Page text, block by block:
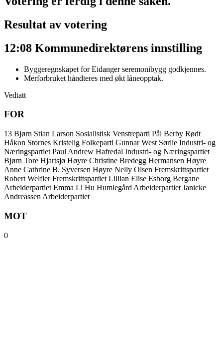
Resultat av votering
12:08 Kommunedirektørens innstilling
Byggeregnskapet for Eidanger seremonibygg godkjennes.
Merforbruket håndteres med økt låneopptak.
Vedtatt
FOR
13 Bjørn Stian Larson Sosialistisk Venstreparti Pål Berby Rødt
Håkon Stornes Kristelig Folkeparti Gunnar West Sørlie Industri- og
Næringspartiet Paul Andrew Hafredal Industri- og Næringspartiet
Bjørn Tore Hjartsjø Høyre Christine Bredegg Hermansen Høyre
Anne Cathrine B. Syversen Høyre Nelly Olsen Fremskrittspartiet
Robert WelflerFremskrittspartiet Lillian Elise Esborg Bergane
Arbeiderpartiet Emma Li Hu Humlegård Arbeiderpartiet Janicke
Andreassen Arbeiderpartiet
MOT
0